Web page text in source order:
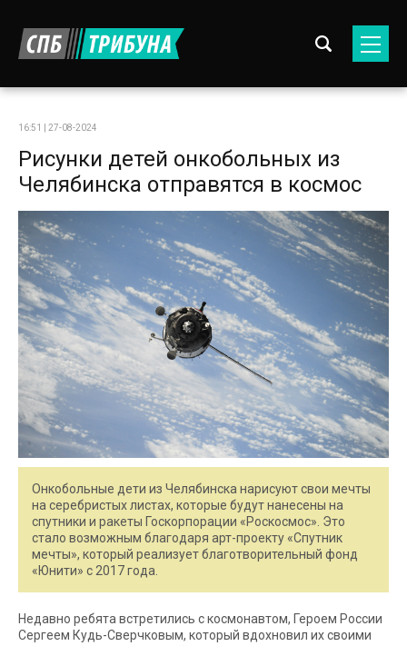
16:51 | 27-08-2024
Рисунки детей онкобольных из
Челябинска отправятся в космос
Онкобольные дети из Челябинска нарисуют свои мечты
на серебристых листах, которые будут нанесены на
спутники и ракеты Госкорпорации «Роскосмос». Это
стало возможным благодаря арт-проекту «Спутник
мечты», который реализует благотворительный фонд
«Юнити» с 2017 года.
Недавно ребята встретились с космонавтом, Героем России
Сергеем Кудь-Сверчковым, который вдохновил их своими